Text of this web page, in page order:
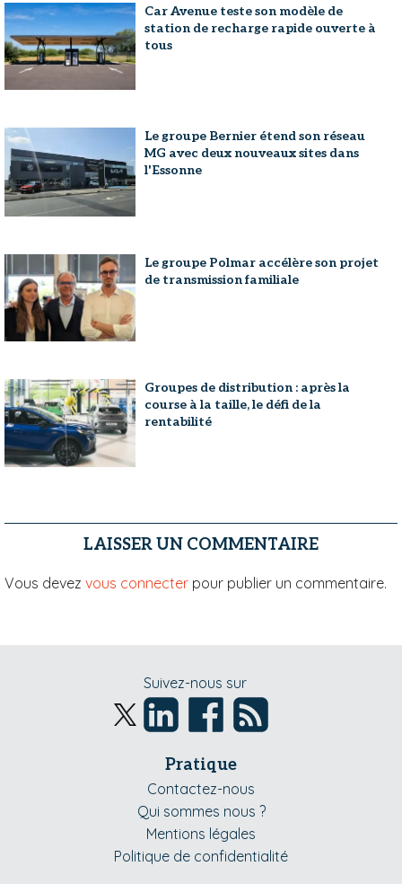
Car Avenue teste son modèle de
station de recharge rapide ouverte à
tous
Le groupe Bernier étend son réseau
MG avec deux nouveaux sites dans
l'Essonne
Le groupe Polmar accélère son projet
de transmission familiale
Groupes de distribution : après la
course à la taille, le défi de la
rentabilité
LAISSER UN COMMENTAIRE
Vous devez vous connecter pour publier un commentaire.
Suivez-nous sur
Pratique
Contactez-nous
Qui sommes nous ?
Mentions légales
Politique de confidentialité